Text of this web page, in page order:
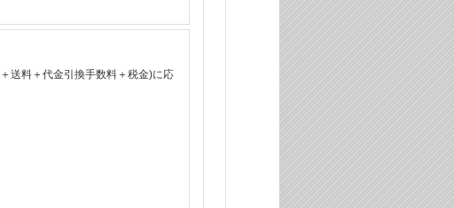
送料＋代金引換手数料＋税金)に応